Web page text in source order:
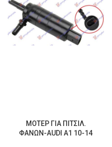
ΜΟΤΕΡ ΓΙΑ ΠΙΤΣΙΛ.
ΦΑΝΩΝ-AUDI A1 10-14